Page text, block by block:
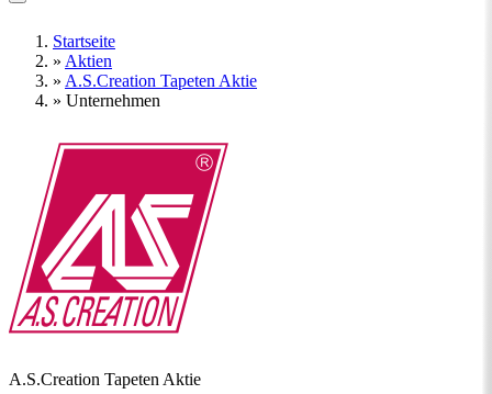
Startseite
» Aktien
» A.S.Creation Tapeten Aktie
» Unternehmen
A.S.Creation Tapeten Aktie